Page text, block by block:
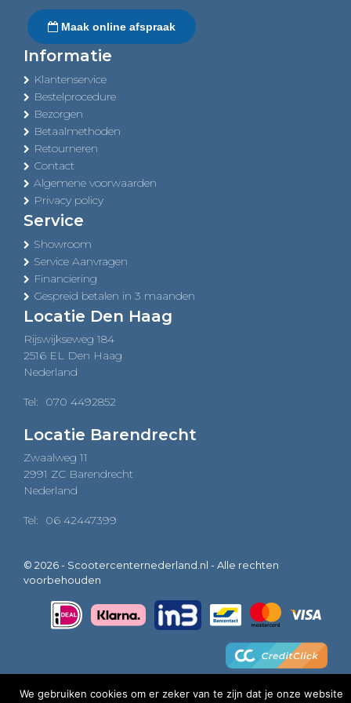
Maak online afspraak
Informatie
Klantenservice
Bestelprocedure
Bezorgen
Betaalmethoden
Retourneren
Contact
Algemene voorwaarden
Privacy policy
Service
Showroom
Service Aanvragen
Financiering
Gespreid betalen in 3 maanden
Locatie Den Haag
Rijswijkseweg 184
2516 EL Den Haag
Nederland
Tel: 070 4492852
Locatie Barendrecht
Zwaalweg 11
2991 ZC Barendrecht
Nederland
Tel: 06 42447399
© 2026 - Scootercenternederland.nl - Alle rechten
voorbehouden
We gebruiken cookies om er zeker van te zijn dat je onze website